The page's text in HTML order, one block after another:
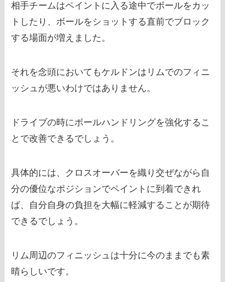
相手チームはペイントに入る途中でボールをカッ
トしたり、ボールをショットする直前でブロック
する場面が増えました。
それを念頭においてもケルドンはリムでのフィニ
ッシュが悪いわけではありません。
ドライブの時にボールハンドリングを強化するこ
とで改善できるでしょう。
具体的には、クロスオーバーを織り交ぜながら自
分の優位なポジションでペイントに到着できれ
ば、自分自身の負担を大幅に軽減することが期待
できるでしょう。
リム周辺のフィニッシュは十分に今のままでも素
晴らしいです。